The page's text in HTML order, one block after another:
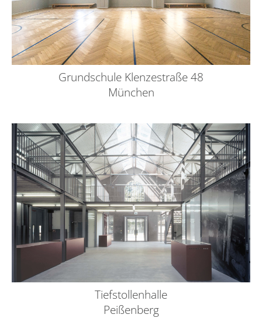
Grundschule Klenzestraße 48
München
Tiefstollenhalle
Peißenberg